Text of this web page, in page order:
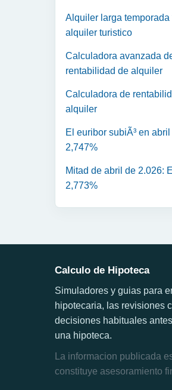
Alquiler larga temporada
alquiler turistico
Calculadora avanzada
rentabilidad de alquiler
Calculadora de
alquiler
El euribor subiÃ³ en abril
2,747%
Mitad de abril de 2.026:
2,773%
Calculo de Hipoteca
Simuladores y guias para
hipotecaria, las revisiones
decisiones habituales
una hipoteca.
La informacion publicada
constituye asesoramiento